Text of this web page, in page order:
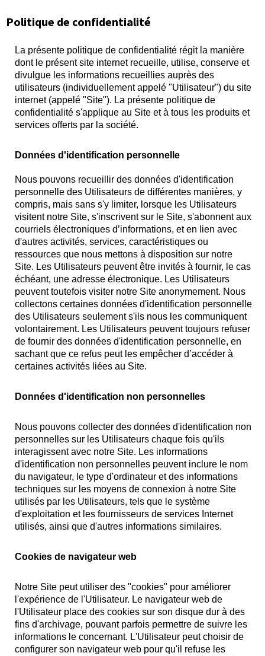
Politique de confidentialité
La présente politique de confidentialité régit la manière
dont le présent site internet recueille, utilise, conserve et
divulgue les informations recueillies auprès des
utilisateurs (individuellement appelé "Utilisateur") du site
internet (appelé "Site"). La présente politique de
confidentialité s'applique au Site et à tous les produits et
services offerts par la société.
Données d'identification personnelle
Nous pouvons recueillir des données d'identification
personnelle des Utilisateurs de différentes manières, y
compris, mais sans s'y limiter, lorsque les Utilisateurs
visitent notre Site, s'inscrivent sur le Site, s'abonnent aux
courriels électroniques d’informations, et en lien avec
d'autres activités, services, caractéristiques ou
ressources que nous mettons à disposition sur notre
Site. Les Utilisateurs peuvent être invités à fournir, le cas
échéant, une adresse électronique. Les Utilisateurs
peuvent toutefois visiter notre Site anonymement. Nous
collectons certaines données d'identification personnelle
des Utilisateurs seulement s'ils nous les communiquent
volontairement. Les Utilisateurs peuvent toujours refuser
de fournir des données d'identification personnelle, en
sachant que ce refus peut les empêcher d’accéder à
certaines activités liées au Site.
Données d'identification non personnelles
Nous pouvons collecter des données d'identification non
personnelles sur les Utilisateurs chaque fois qu'ils
interagissent avec notre Site. Les informations
d'identification non personnelles peuvent inclure le nom
du navigateur, le type d'ordinateur et des informations
techniques sur les moyens de connexion à notre Site
utilisés par les Utilisateurs, tels que le système
d'exploitation et les fournisseurs de services Internet
utilisés, ainsi que d'autres informations similaires.
Cookies de navigateur web
Notre Site peut utiliser des "cookies" pour améliorer
l'expérience de l'Utilisateur. Le navigateur web de
l'Utilisateur place des cookies sur son disque dur à des
fins d'archivage, pouvant parfois permettre de suivre les
informations le concernant. L'Utilisateur peut choisir de
configurer son navigateur web pour qu'il refuse les